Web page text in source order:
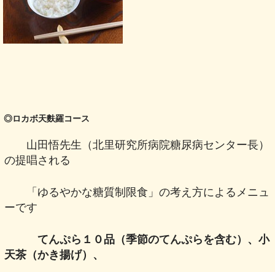
◎ロカボ天麩羅コース
山田悟先生（北里研究所病院糖尿病センター長）
の提唱される
「ゆるやかな糖質制限食」の考え方によるメニュ
ーです
てんぷら１０品（季節のてんぷらを含む）、小
天茶（かき揚げ）、